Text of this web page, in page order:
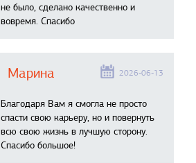
не было, сделано качественно и
вовремя. Спасибо
Марина 2026-06-13
Благодаря Вам я смогла не просто
спасти свою карьеру, но и повернуть
всю свою жизнь в лучшую сторону.
Спасибо большое!